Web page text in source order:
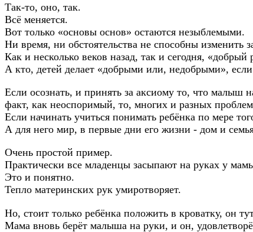
Так-то, оно, так.
Всё меняется.
Вот только «основы основ» остаются незыблемыми.
Ни время, ни обстоятельства не способны изменить
Как и несколько веков назад, так и сегодня,
А кто, детей делает «добрыми или, недобрыми»,
Если осознать, и принять за аксиому то, что малыш
факт, как неоспоримый, то, многих и разных
Если начинать учиться понимать ребёнка по мере
А для него мир, в первые дни его жизни - дом и
Очень простой пример.
Практически все младенцы засыпают на руках у
Это и понятно.
Тепло материнских рук умиротворяет.
Но, стоит только ребёнка положить в кроватку, он
Мама вновь берёт малыша на руки, и он,